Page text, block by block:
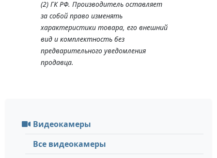
(2) ГК РФ. Производитель оставляет
за собой право изменять
характеристики товара, его внешний
вид и комплектность без
предварительного уведомления
продавца.
Видеокамеры
Все видеокамеры